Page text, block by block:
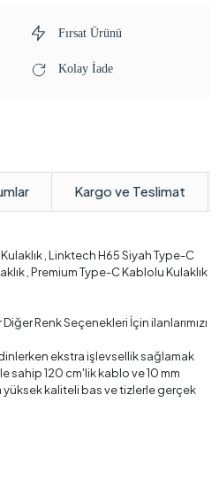
Fırsat Ürünü
Kolay İade
Kargo ve Teslimat
, Linktech H65 Siyah Type-C
, Premium Type-C Kablolu Kulaklık
Renk Seçenekleri İçin ilanlarımızı
ekstra işlevsellik sağlamak
sahip 120 cm'lik kablo ve 10 mm
yüksek kaliteli bas ve tizlerle gerçek